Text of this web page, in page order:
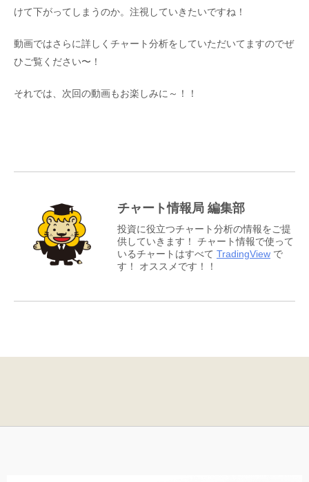
けて下がってしまうのか。注視していきたいですね！
動画ではさらに詳しくチャート分析をしていただいてますのでぜ
ひご覧ください〜！
それでは、次回の動画もお楽しみに～！！
チャート情報局 編集部
投資に役立つチャート分析の情報をご提
供していきます！ チャート情報で使って
いるチャートはすべて TradingView で
す！ オススメです！！